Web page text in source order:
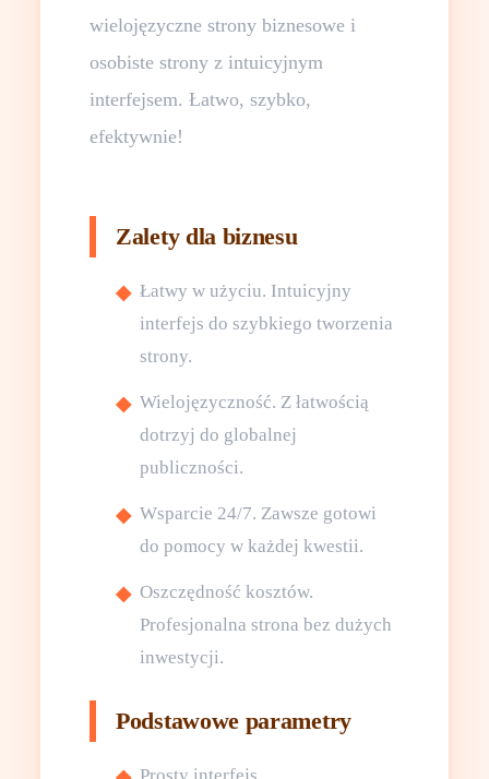
wielojęzyczne strony biznesowe i
osobiste strony z intuicyjnym
interfejsem. Łatwo, szybko,
efektywnie!
Zalety dla biznesu
Łatwy w użyciu. Intuicyjny
interfejs do szybkiego tworzenia
strony.
Wielojęzyczność. Z łatwością
dotrzyj do globalnej
publiczności.
Wsparcie 24/7. Zawsze gotowi
do pomocy w każdej kwestii.
Oszczędność kosztów.
Profesjonalna strona bez dużych
inwestycji.
Podstawowe parametry